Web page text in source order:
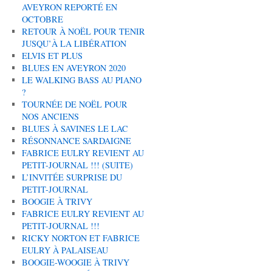
AVEYRON REPORTÉ EN
OCTOBRE
RETOUR À NOËL POUR TENIR
JUSQU’À LA LIBÉRATION
ELVIS ET PLUS
BLUES EN AVEYRON 2020
LE WALKING BASS AU PIANO
?
TOURNÉE DE NOËL POUR
NOS ANCIENS
BLUES À SAVINES LE LAC
RÉSONNANCE SARDAIGNE
FABRICE EULRY REVIENT AU
PETIT-JOURNAL !!! (SUITE)
L’INVITÉE SURPRISE DU
PETIT-JOURNAL
BOOGIE À TRIVY
FABRICE EULRY REVIENT AU
PETIT-JOURNAL !!!
RICKY NORTON ET FABRICE
EULRY À PALAISEAU
BOOGIE-WOOGIE À TRIVY